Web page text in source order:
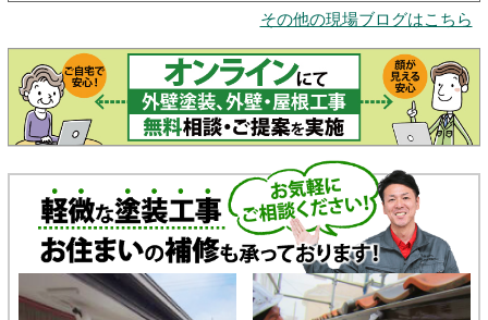
その他の現場ブログはこちら